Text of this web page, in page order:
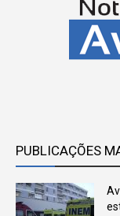
PUBLICAÇÕES